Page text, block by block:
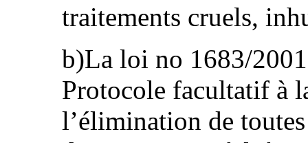
traitements cruels,
b)La loi no 1683/
Protocole facultatif à
l’élimination de